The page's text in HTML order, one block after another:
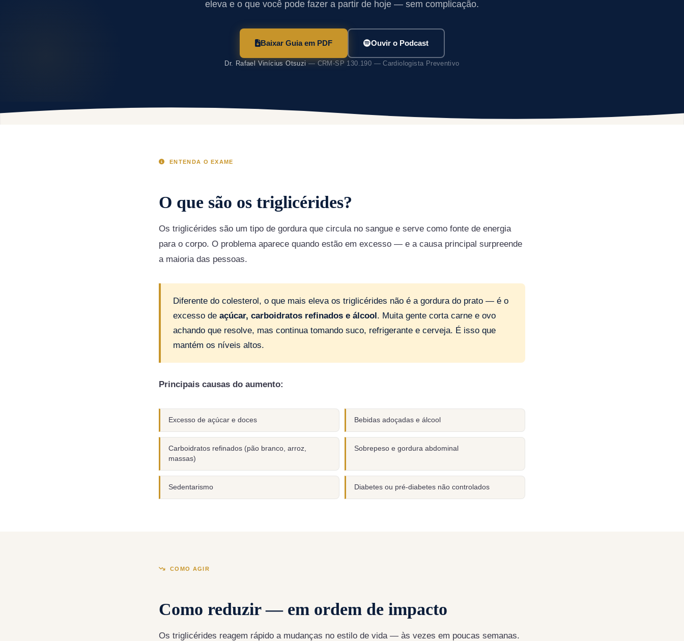
eleva e o que você pode fazer a partir de hoje — sem complicação.
Baixar Guia em PDF Ouvir o Podcast
Dr. Rafael Vinícius Otsuzi — CRM-SP 130.190 — Cardiologista Preventivo
ENTENDA O EXAME
O que são os triglicérides?
Os triglicérides são um tipo de gordura que circula no sangue e serve como fonte de energia
para o corpo. O problema aparece quando estão em excesso — e a causa principal surpreende
a maioria das pessoas.
Diferente do colesterol, o que mais eleva os triglicérides não é a gordura do prato — é o
excesso de açúcar, carboidratos refinados e álcool. Muita gente corta carne e ovo
achando que resolve, mas continua tomando suco, refrigerante e cerveja. É isso que
mantém os níveis altos.
Principais causas do aumento:
Excesso de açúcar e doces Bebidas adoçadas e álcool
Carboidratos refinados (pão branco, arroz,
massas)
Sobrepeso e gordura abdominal
Sedentarismo Diabetes ou pré-diabetes não controlados
COMO AGIR
Como reduzir — em ordem de impacto
Os triglicérides reagem rápido a mudanças no estilo de vida — às vezes em poucas semanas.